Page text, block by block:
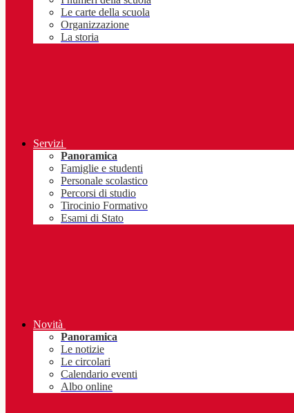
Le carte della scuola
Organizzazione
La storia
Servizi
Panoramica
Famiglie e studenti
Personale scolastico
Percorsi di studio
Tirocinio Formativo
Esami di Stato
Novità
Panoramica
Le notizie
Le circolari
Calendario eventi
Albo online